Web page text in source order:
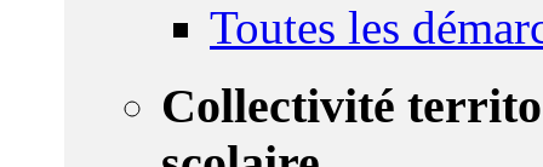
Toutes les
Collectivité